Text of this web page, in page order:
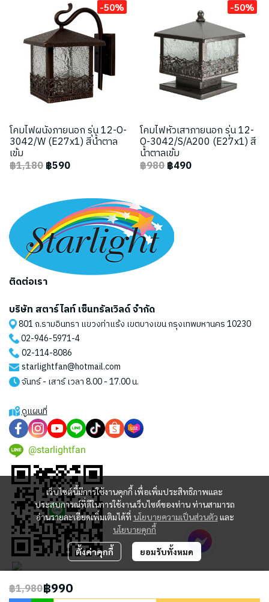
-50%
โคมไฟผนังภายนอก รุ่น 12-O-
3042/W (E27x1) สีน้ำตาล
เข้ม
฿1,180฿590
-50%
โคมไฟหัวเสาภายนอก รุ่น 12-
O-3042/S/A200 (E27x1) สี
น้ำตาลเข้ม
฿980฿490
฿1,980฿990
เว็บไซต์นี้มีการใช้งานคุกกี้ เพื่อเพิ่มประสิทธิภาพและ
ประสบการณ์ที่ดีในการใช้งานเว็บไซต์ของท่าน ท่านสามารถ
อ่านรายละเอียดเพิ่มเติมได้ที่ นโยบายความเป็นส่วนตัว และ
นโยบายคุกกี้
ตั้งค่าคุกกี้ ยอมรับทั้งหมด
ติดต่อเรา
บริษัท สตาร์ไลท์ เซ็นทรัลเวิลด์ จำกัด
801 ถ.รามอินทรา แขวงท่าแร้ง เขตบางเขน กรุงเทพมหานคร 10230
02-946-5971-4
02-114-8086
starlightfan@hotmail.com
จันทร์ - เสาร์ เวลา 8.00 - 17.00 น.
ดูแผนที่
@starlightfan